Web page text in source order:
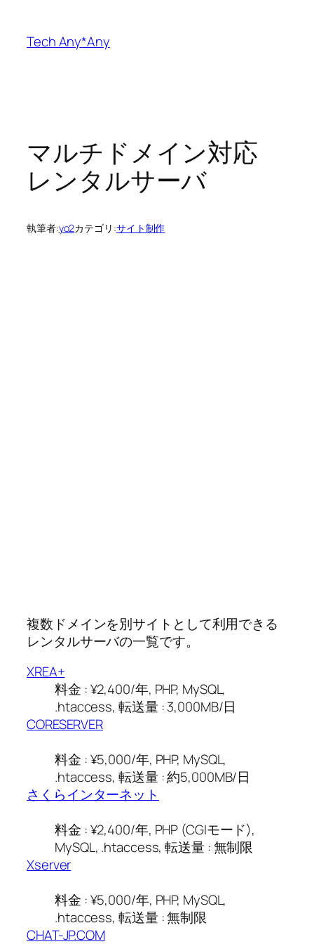
Tech Any*Any
マルチドメイン対応
レンタルサーバ
執筆者:yo2カテゴリ:サイト制作
複数ドメインを別サイトとして利用できる
レンタルサーバの一覧です。
XREA+
料金 : ¥2,400/年, PHP, MySQL,
.htaccess, 転送量 : 3,000MB/日
CORESERVER
料金 : ¥5,000/年, PHP, MySQL,
.htaccess, 転送量 : 約5,000MB/日
さくらインターネット
料金 : ¥2,400/年, PHP (CGIモード),
MySQL, .htaccess, 転送量 : 無制限
Xserver
料金 : ¥5,000/年, PHP, MySQL,
.htaccess, 転送量 : 無制限
CHAT-JP.COM